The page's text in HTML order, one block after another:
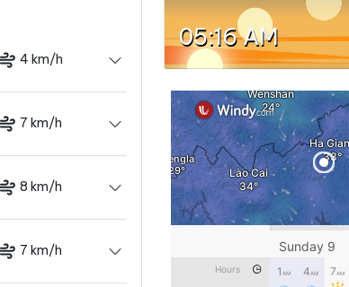
4 km/h
7 km/h
8 km/h
7 km/h
05:16 AM